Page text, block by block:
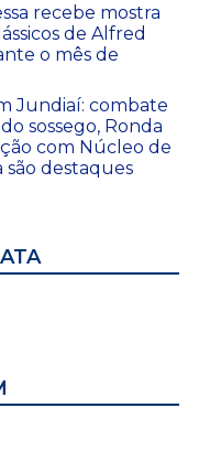
recebe mostra
de Alfred
o mês de
Jundiaí: combate
sossego, Ronda
com Núcleo de
destaques